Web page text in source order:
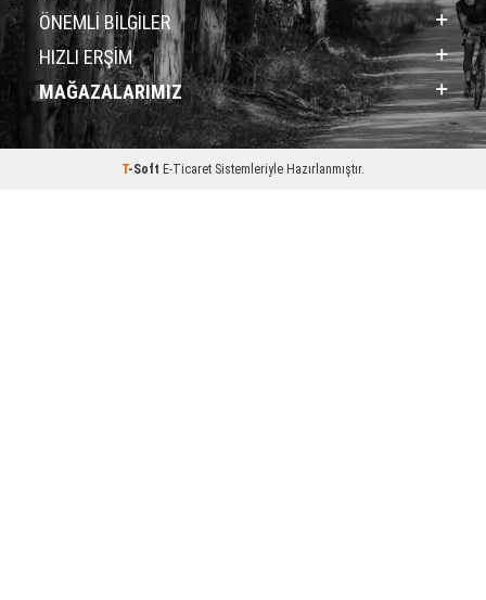
ÖNEMLİ BİLGİLER
HIZLI ERŞİM
MAĞAZALARIMIZ
T-Soft E-Ticaret Sistemleriyle Hazırlanmıştır.